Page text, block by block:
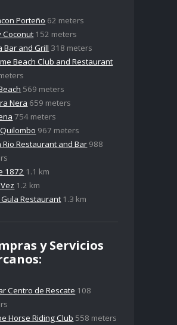
Porteño 62 meters
Coconut 152 meters
Bar and Grill 318 meters
Beach Club and Restaurant
569 meters
Nera 659 meters
754 meters
967 meters
Rio Restaurant and Bar 988
1872 1.1 km
1.2 km
Restaurant 1.3 km
y Servicios
Centro de Rescate 108
Horse Riding Club 558 meters